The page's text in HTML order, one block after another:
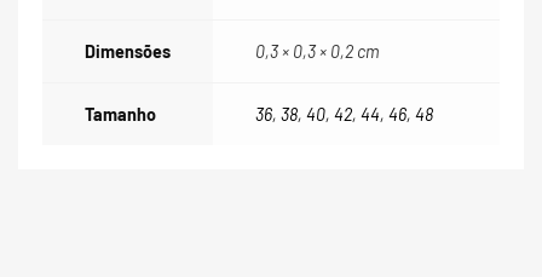
Dimensões 0,3 × 0,3 × 0,2 cm
Tamanho 36, 38, 40, 42, 44, 46, 48